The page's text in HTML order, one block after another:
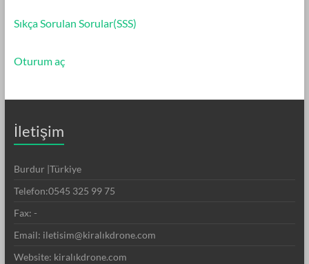
Sıkça Sorulan Sorular(SSS)
Oturum aç
İletişim
Burdur |Türkiye
Telefon:0545 325 99 75
Fax: -
Email: iletisim@kiralıkdrone.com
Website: kiralıkdrone.com